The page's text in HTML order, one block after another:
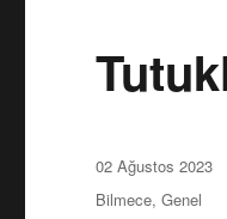
Yayın
tarihi
02 Ağustos 2023
Kategoriler
Bilmece,Genel